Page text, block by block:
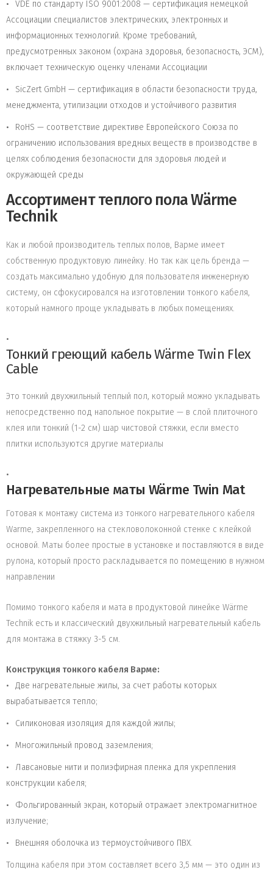
VDE по стандарту ISO 9001:2008 — сертификация немецкой
Ассоциации специалистов электрических, электронных и
информационных технологий. Кроме требований,
предусмотренных законом (охрана здоровья, безопасность, ЭСМ),
включает техническую оценку членами Ассоциации
SicZert GmbH — сертификация в области безопасности труда,
менеджмента, утилизации отходов и устойчивого развития
RoHS — соответствие директиве Европейского Союза по
ограничению использования вредных веществ в производстве в
целях соблюдения безопасности для здоровья людей и
окружающей среды
Ассортимент теплого пола Wärme
Technik
Как и любой производитель теплых полов, Варме имеет
собственную продуктовую линейку. Но так как цель бренда —
создать максимально удобную для пользователя инженерную
систему, он сфокусировался на изготовлении тонкого кабеля,
который намного проще укладывать в любых помещениях.
Тонкий греющий кабель Wärme Twin Flex
Cable
Это тонкий двухжильный теплый пол, который можно укладывать
непосредственно под напольное покрытие — в слой плиточного
клея или тонкий (1-2 см) шар чистовой стяжки, если вместо
плитки используются другие материалы
Нагревательные маты Wärme Twin Mat
Готовая к монтажу система из тонкого нагревательного кабеля
Warme, закрепленного на стекловолоконной стенке с клейкой
основой. Маты более простые в установке и поставляются в виде
рулона, который просто раскладывается по помещению в нужном
направлении
Помимо тонкого кабеля и мата в продуктовой линейке Wärme
Technik есть и классический двухжильный нагревательный кабель
для монтажа в стяжку 3-5 см.
Конструкция тонкого кабеля Варме:
Две нагревательные жилы, за счет работы которых
вырабатывается тепло;
Силиконовая изоляция для каждой жилы;
Многожильный провод заземления;
Лавсановые нити и полиэфирная пленка для укрепления
конструкции кабеля;
Фольгированный экран, который отражает электромагнитное
излучение;
Внешняя оболочка из термоустойчивого ПВХ.
Толщина кабеля при этом составляет всего 3,5 мм — это один из